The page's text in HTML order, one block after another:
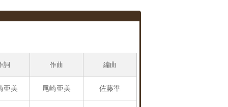
詞 作曲 編曲
亜美 尾崎亜美 佐藤準